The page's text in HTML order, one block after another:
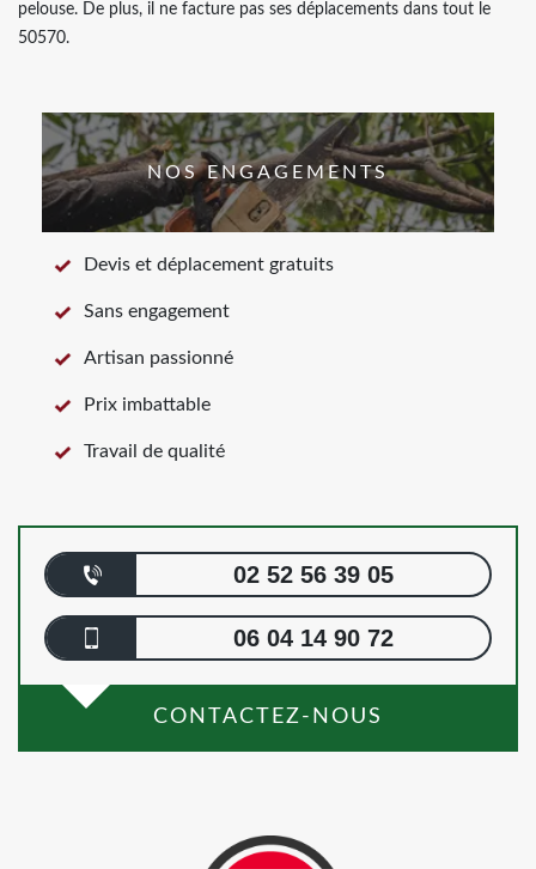
pelouse. De plus, il ne facture pas ses déplacements dans tout le
50570.
NOS ENGAGEMENTS
Devis et déplacement gratuits
Sans engagement
Artisan passionné
Prix imbattable
Travail de qualité
02 52 56 39 05
06 04 14 90 72
CONTACTEZ-NOUS